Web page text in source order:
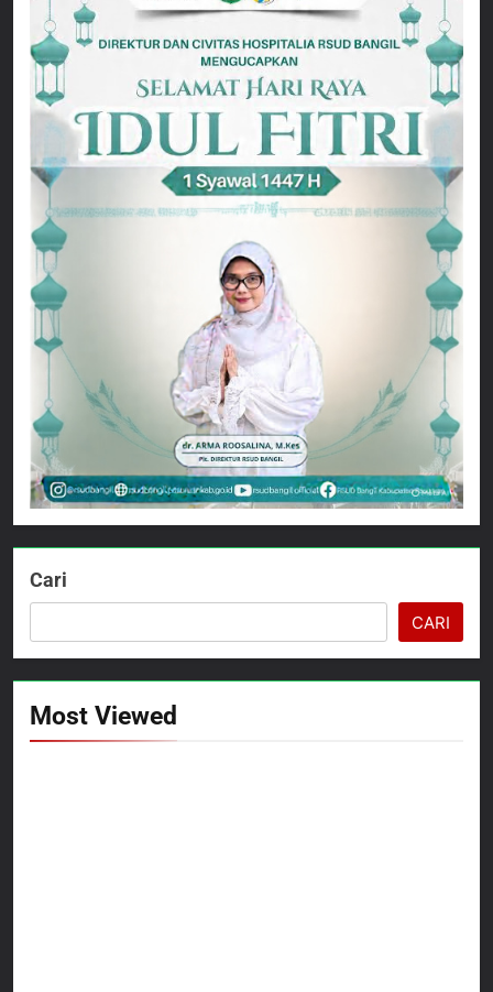
Cari
CARI
Most Viewed